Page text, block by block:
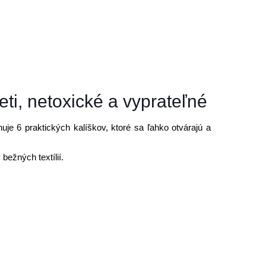
netoxické a vyprateľné
6 praktických kalíškov, ktoré sa ľahko otvárajú a
bežných textílií.